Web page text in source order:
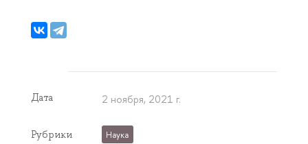
Дата 2 ноября, 2021 г.
Рубрики Наука